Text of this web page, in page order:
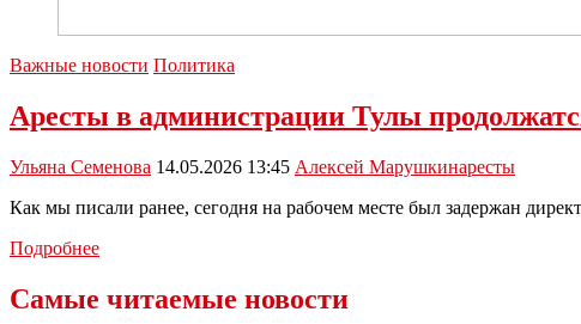
Важные новости Политика
Аресты в администрации Тулы
Ульяна Семенова 14.05.2026 13:45 Алексей Марушкинаресты
Как мы писали ранее, сегодня на рабочем месте был задержан
ПодробнееАресты
Тулы
Самые читаемые новости